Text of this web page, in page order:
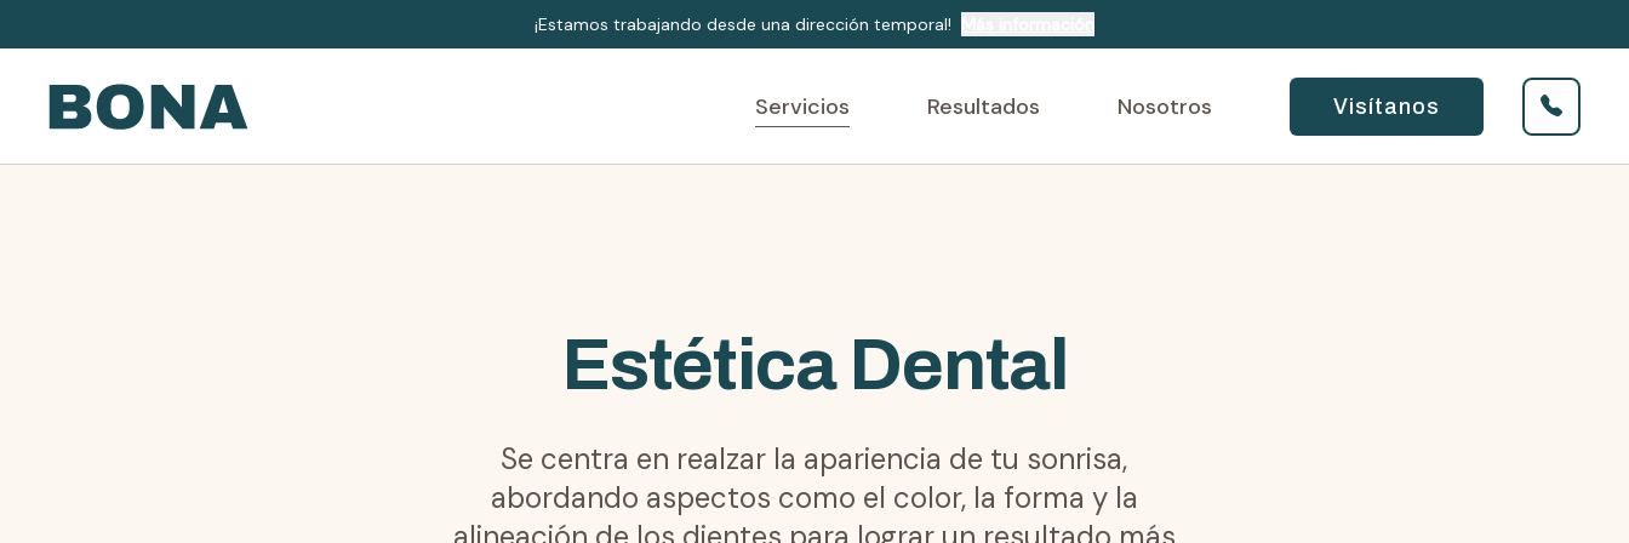
¡Estamos trabajando desde una dirección temporal!
Servicios Resultados Nosotros Visítanos
Estética Dental
Se centra en realzar la apariencia de tu sonrisa,
abordando aspectos como el color, la forma y la